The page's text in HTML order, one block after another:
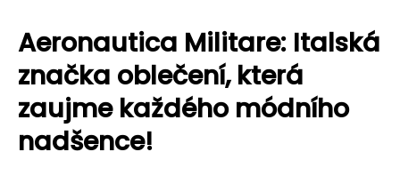
Aeronautica Militare: Italská
značka oblečení, která
zaujme každého módního
nadšence!